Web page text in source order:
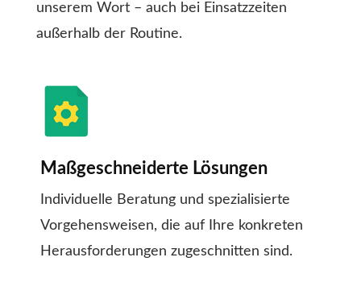
unserem Wort – auch bei Einsatzzeiten
außerhalb der Routine.
Maßgeschneiderte Lösungen
Individuelle Beratung und spezialisierte
Vorgehensweisen, die auf Ihre konkreten
Herausforderungen zugeschnitten sind.